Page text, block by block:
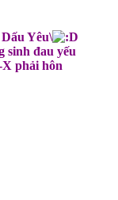
Yêu\
sinh đau yếu
X phải hôn